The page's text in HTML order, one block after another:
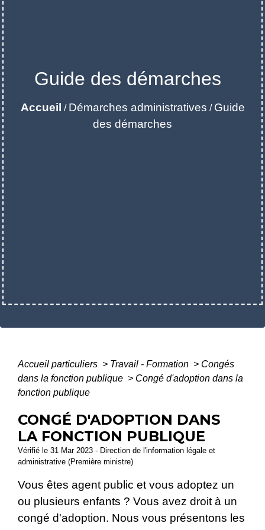
Guide des démarches
Accueil / Démarches administratives / Guide
des démarches
Accueil particuliers > Travail - Formation > Congés
dans la fonction publique > Congé d'adoption dans la
fonction publique
CONGÉ D'ADOPTION DANS
LA FONCTION PUBLIQUE
Vérifié le 31 Mar 2023 - Direction de l'information légale et
administrative (Première ministre)
Vous êtes agent public et vous adoptez un
ou plusieurs enfants ? Vous avez droit à un
congé d'adoption. Nous vous présentons les